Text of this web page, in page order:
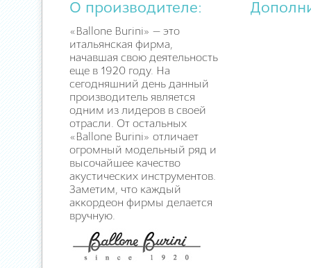
О производителе:
«Ballone Burini» — это
итальянская фирма,
начавшая свою деятельность
еще в 1920 году. На
сегодняшний день данный
производитель является
одним из лидеров в своей
отрасли. От остальных
«Ballone Burini» отличает
огромный модельный ряд и
высочайшее качество
акустических инструментов.
Заметим, что каждый
аккордеон фирмы делается
вручную.